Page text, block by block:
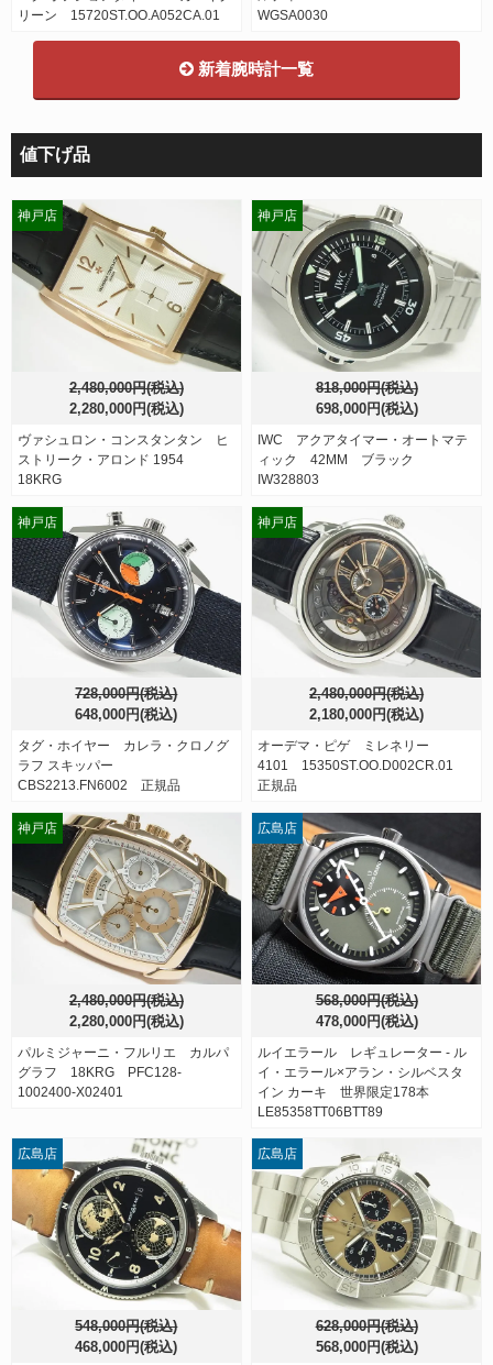
リーン 15720ST.OO.A052CA.01
WGSA0030
新着腕時計一覧
値下げ品
2,480,000円(税込)
2,280,000円(税込)
ヴァシュロン・コンスタンタン ヒ
ストリーク・アロンド 1954
18KRG
神戸店
818,000円(税込)
698,000円(税込)
IWC アクアタイマー・オートマテ
ィック 42MM ブラック
IW328803
神戸店
728,000円(税込)
648,000円(税込)
タグ・ホイヤー カレラ・クロノグ
ラフ スキッパー
CBS2213.FN6002 正規品
神戸店
2,480,000円(税込)
2,180,000円(税込)
オーデマ・ピゲ ミレネリー
4101 15350ST.OO.D002CR.01
正規品
神戸店
2,480,000円(税込)
2,280,000円(税込)
パルミジャーニ・フルリエ カルパ
グラフ 18KRG PFC128-
1002400-X02401
神戸店
568,000円(税込)
478,000円(税込)
ルイエラール レギュレーター - ル
イ・エラール×アラン・シルベスタ
イン カーキ 世界限定178本
LE85358TT06BTT89
広島店
548,000円(税込)
468,000円(税込)
広島店
628,000円(税込)
568,000円(税込)
広島店